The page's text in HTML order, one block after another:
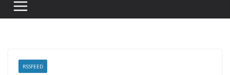
RSSFEED